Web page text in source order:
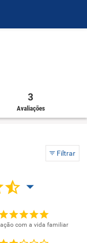
3
Avaliações
Filtrar
com a vida familiar